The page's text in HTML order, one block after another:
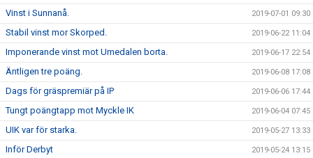
Vinst i Sunnanå. 2019-07-01 09:30
Stabil vinst mor Skorped. 2019-06-22 11:04
Imponerande vinst mot Umedalen borta. 2019-06-17 22:54
Äntligen tre poäng. 2019-06-08 17:08
Dags för gräspremiär på IP 2019-06-06 17:44
Tungt poängtapp mot Myckle IK 2019-06-04 07:45
UIK var för starka. 2019-05-27 13:33
Inför Derbyt 2019-05-24 13:15